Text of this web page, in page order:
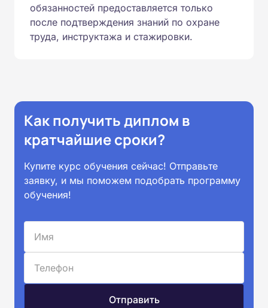
обязанностей предоставляется только
после подтверждения знаний по охране
труда, инструктажа и стажировки.
Как получить диплом в
кратчайшие сроки?
Купите курс обучения сейчас! Отправьте
заявку, и мы поможем подобрать программу
обучения!